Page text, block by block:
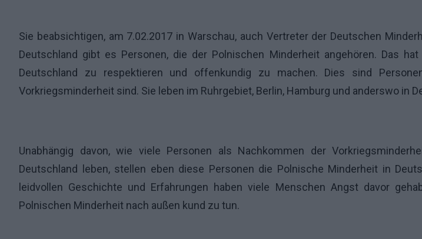
Sie beabsichtigen, am 7.02.2017 in Warschau, auch Vertreter der Deutschen
Deutschland gibt es Personen, die der Polnischen Minderheit angehören. Das
Deutschland zu respektieren und offenkundig zu machen. Dies sind
Vorkriegsminderheit sind. Sie leben im Ruhrgebiet, Berlin, Hamburg und anderswo in
Unabhängig davon, wie viele Personen als Nachkommen der
Deutschland leben, stellen eben diese Personen die Polnische Minderheit in
leidvollen Geschichte und Erfahrungen haben viele Menschen Angst davor
Polnischen Minderheit nach außen kund zu tun.